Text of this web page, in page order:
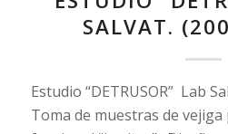
SALVAT.
Estudio “DETRUSOR” Lab
Toma de muestras de